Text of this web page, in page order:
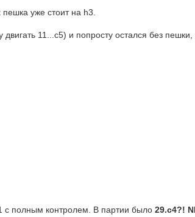
уже стоит на h3.
двигать 11...c5) и попросту остался без
с полным контролем. В партии было 29.c4?!